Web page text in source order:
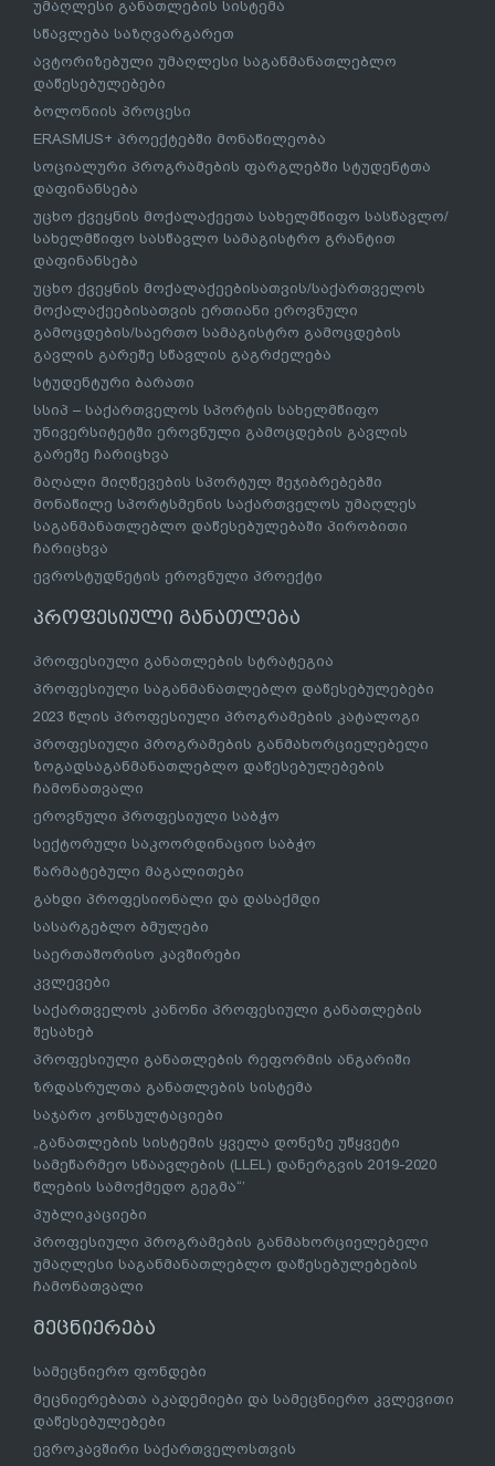
უმაღლესი განათლების სისტემა
სწავლება საზღვარგარეთ
ავტორიზებული უმაღლესი საგანმანათლებლო
დაწესებულებები
ბოლონიის პროცესი
ERASMUS+ პროექტებში მონაწილეობა
სოციალური პროგრამების ფარგლებში სტუდენტთა
დაფინანსება
უცხო ქვეყნის მოქალაქეეთა სახელმწიფო სასწავლო/
სახელმწიფო სასწავლო სამაგისტრო გრანტით
დაფინანსება
უცხო ქვეყნის მოქალაქეებისათვის/საქართველოს
მოქალაქეებისათვის ერთიანი ეროვნული
გამოცდების/საერთო სამაგისტრო გამოცდების
გავლის გარეშე სწავლის გაგრძელება
სტუდენტური ბარათი
სსიპ – საქართველოს სპორტის სახელმწიფო
უნივერსიტეტში ეროვნული გამოცდების გავლის
გარეშე ჩარიცხვა
მაღალი მიღწევების სპორტულ შეჯიბრებებში
მონაწილე სპორტსმენის საქართველოს უმაღლეს
საგანმანათლებლო დაწესებულებაში პირობითი
ჩარიცხვა
ევროსტუდნეტის ეროვნული პროექტი
პროფესიული განათლება
პროფესიული განათლების სტრატეგია
პროფესიული საგანმანათლებლო დაწესებულებები
2023 წლის პროფესიული პროგრამების კატალოგი
პროფესიული პროგრამების განმახორციელებელი
ზოგადსაგანმანათლებლო დაწესებულებების
ჩამონათვალი
ეროვნული პროფესიული საბჭო
სექტორული საკოორდინაციო საბჭო
წარმატებული მაგალითები
გახდი პროფესიონალი და დასაქმდი
სასარგებლო ბმულები
საერთაშორისო კავშირები
კვლევები
საქართველოს კანონი პროფესიული განათლების
შესახებ
პროფესიული განათლების რეფორმის ანგარიში
ზრდასრულთა განათლების სისტემა
საჯარო კონსულტაციები
„განათლების სისტემის ყველა დონეზე უწყვეტი
სამეწარმეო სწაავლების (LLEL) დანერგვის 2019-2020
წლების სამოქმედო გეგმა“’
პუბლიკაციები
პროფესიული პროგრამების განმახორციელებელი
უმაღლესი საგანმანათლებლო დაწესებულებების
ჩამონათვალი
მეცნიერება
სამეცნიერო ფონდები
მეცნიერებათა აკადემიები და სამეცნიერო კვლევითი
დაწესებულებები
ევროკავშირი საქართველოსთვის